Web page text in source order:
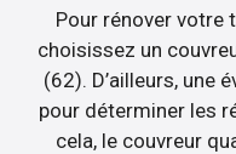
Pour rénover votre
choisissez un
(62). D’ailleurs, une
pour déterminer les
cela, le couvreur